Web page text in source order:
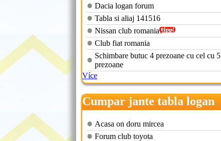
Dacia logan forum
Tabla si aliaj 141516
Nissan club romania
Club fiat romania
Schimbare butuc 4 prezoane cu cel cu 5
prezoane
Více
Cumpar jante tabla logan
Acasa on doru mircea
Forum club toyota